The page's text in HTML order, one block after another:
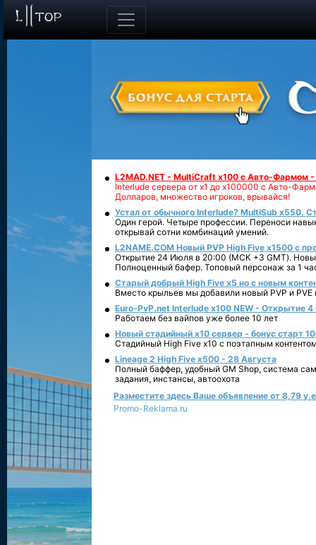
L2MAD.NET - MultiCraft x100 с Авто-Фармом
Interlude сервера от х1 до х100000 с Авто-
Долларов, множество игроков, врывайся!
Устал от обычного Interlude? MultiSub x550.
Один герой. Четыре профессии. Переноси
открывай сотни комбинаций умений.
L2NAME.COM Новый PVP High Five x1500 с
Открытие 24 Июля в 20:00 (МСК +3 GMT).
Полноценный бафер. Топовый персонаж за 1
Старый добрый High Five x5 но с новым
Вместо крыльев мы добавили новый PVP и PVE
Euro-PvP.net Interlude х100 NEW - Открытие 4
Работаем без вайпов уже более 10 лет
Новый стадийный х10 сервер - бонус старт
Стадийный High Five x10 с поэтапным
Lineage 2 High Five x500 - 28 Августа
Полный баффер, удобный GM Shop, система
задания, инстансы, автоохота
Разместите здесь Ваше объявление от 8,79
Promo-Reklama.ru